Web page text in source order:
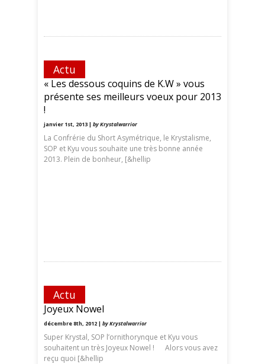
Actu
« Les dessous coquins de K.W » vous
présente ses meilleurs voeux pour 2013
!
janvier 1st, 2013 | by Krystalwarrior
La Confrérie du Short Asymétrique, le Krystalisme,
SOP et Kyu vous souhaite une très bonne année
2013. Plein de bonheur, [&hellip
Actu
Joyeux Nowel
décembre 8th, 2012 | by Krystalwarrior
Super Krystal, SOP l’ornithorynque et Kyu vous
souhaitent un très Joyeux Nowel ! Alors vous avez
reçu quoi [&hellip